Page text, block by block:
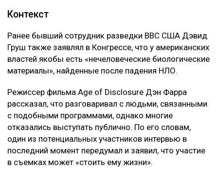
Контекст
Ранее бывший сотрудник разведки ВВС США Дэвид
Груш также заявлял в Конгрессе, что у американских
властей якобы есть «нечеловеческие биологические
материалы», найденные после падения НЛО.
Режиссер фильма Age of Disclosure Дэн Фарра
рассказал, что разговаривал с людьми, связанными
с подобными программами, однако многие
отказались выступать публично. По его словам,
один из потенциальных участников интервью в
последний момент передумал и заявил, что участие
в съемках может «стоить ему жизни».